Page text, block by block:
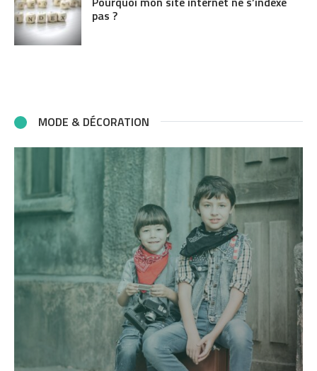
pas ?
MODE & DÉCORATION